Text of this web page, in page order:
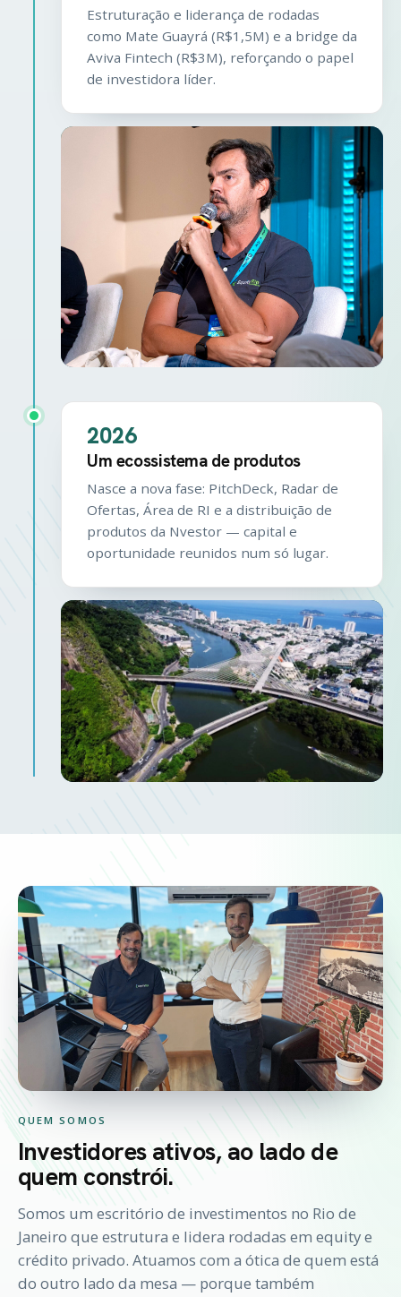
Estruturação e liderança de rodadas
como Mate Guayrá (R$1,5M) e a bridge da
Aviva Fintech (R$3M), reforçando o papel
de investidora líder.
2026
Um ecossistema de produtos
Nasce a nova fase: PitchDeck, Radar de
Ofertas, Área de RI e a distribuição de
produtos da Nvestor — capital e
oportunidade reunidos num só lugar.
QUEM SOMOS
Investidores ativos, ao lado de
quem constrói.
Somos um escritório de investimentos no Rio de
Janeiro que estrutura e lidera rodadas em equity e
crédito privado. Atuamos com a ótica de quem está
do outro lado da mesa — porque também